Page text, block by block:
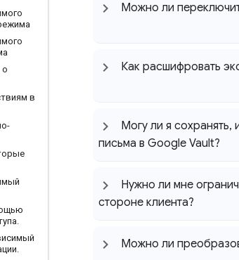
о
в
.
.
Можно ли
Как расшифровать
Могу ли я сохранять,
письма в Google Vault?
Нужно ли мне
стороне клиента?
Можно ли